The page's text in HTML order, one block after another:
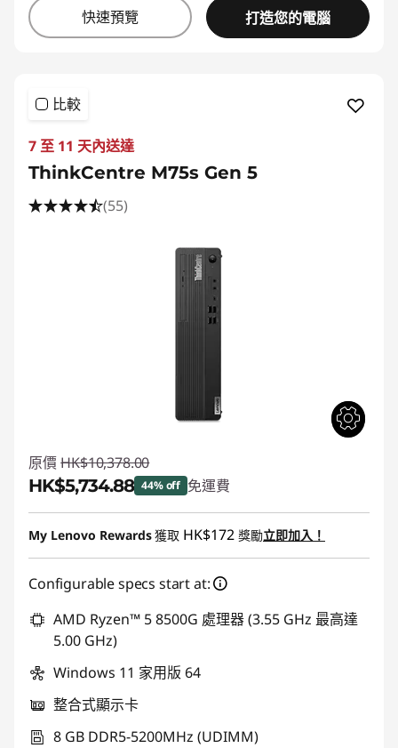
快速預覽 打造您的電腦
比較
7 至 11 天內送達
ThinkCentre M75s Gen 5
(55)
原價 HK$10,378.00
HK$5,734.88 44% off 免運費
即省 :-HK$4,643.12
My Lenovo Rewards獲取 HK$172 獎勵立即加入！
Configurable specs start at:
AMD Ryzen™ 5 8500G 處理器 (3.55 GHz 最高達
5.00 GHz)
Windows 11 家用版 64
整合式顯示卡
8 GB DDR5-5200MHz (UDIMM)